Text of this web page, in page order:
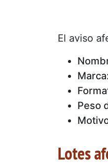
El aviso
Peso
Lotes